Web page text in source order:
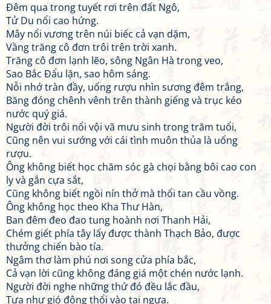
Đêm qua trong tuyết rơi trên đất Ngô,
Tử Du nổi cao hứng.
Mây nổi vương trên núi biếc cả vạn dặm,
Vầng trăng cô đơn trôi trên trời xanh.
Trăng cô đơn lạnh lẽo, sông Ngân Hà trong veo,
Sao Bắc Đẩu lặn, sao hôm sáng.
Nỗi nhớ tràn đầy, uống rượu nhìn sương đêm trắng,
Băng đóng chênh vênh trên thành giếng và trục kéo
nước quý giá.
Người đời trôi nổi vội vã mưu sinh trong trăm tuổi,
Cũng nên vui sướng với cái tình muôn thủa là uống
rượu.
Ông không biết học chăm sóc gà chọi bằng bôi cao con
ly và gắn cựa sắt,
Cũng không biết ngồi nín thở mà thổi tan cầu vồng.
Ông không học theo Kha Thư Hàn,
Ban đêm đeo đao tung hoành nơi Thanh Hải,
Chém giết phía tây lấy được thành Thạch Bảo, được
thưởng chiến bào tía.
Ngâm thơ làm phú nơi song cửa phía bắc,
Cả vạn lời cũng không đáng giá một chén nước lạnh.
Người đời nghe những thứ đó đều lắc đầu,
Tựa như gió đông thổi vào tai ngựa.